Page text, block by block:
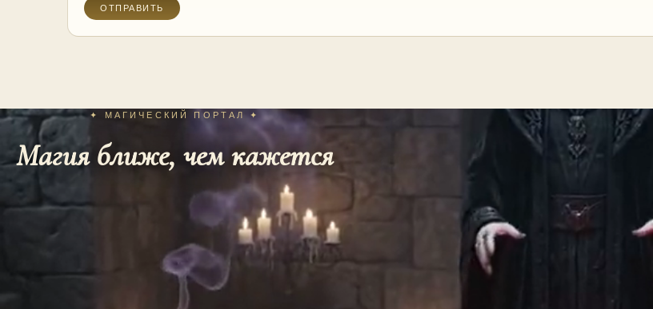
✦ МАГИЧЕСКИЙ ПОРТАЛ ✦
Магия ближе, чем кажется